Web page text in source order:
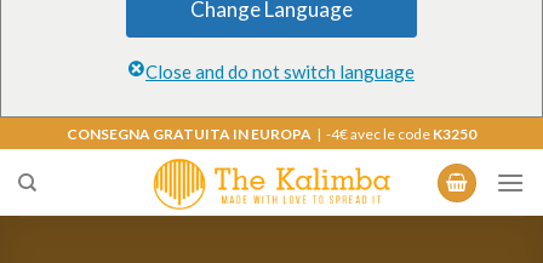
Change Language
Close and do not switch language
contenuti
CONSEGNA GRATUITA IN EUROPA | -4€ avec le code K3250